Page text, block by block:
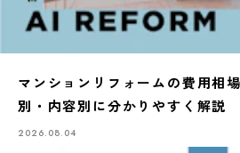
マンションリフォームの費用相
別・内容別に分かりやすく解説
2026.08.04